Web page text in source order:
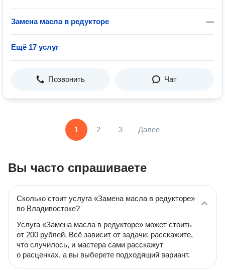
Замена масла в редукторе —
Ещё 17 услуг
Позвонить Чат
1 2 3 Далее
Вы часто спрашиваете
Сколько стоит услуга «Замена масла в редукторе»
во Владивостоке?
Услуга «Замена масла в редукторе» может стоить
от 200 рублей. Всё зависит от задачи: расскажите,
что случилось, и мастера сами расскажут
о расценках, а вы выберете подходящий вариант.